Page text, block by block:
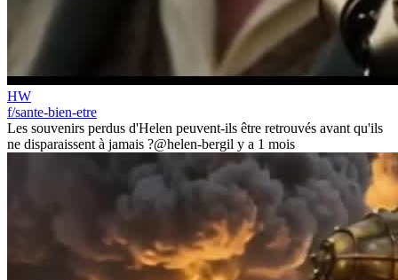
HW
f/sante-bien-etre
Les souvenirs perdus d'Helen peuvent-ils être retrouvés avant qu'ils
ne disparaissent à jamais ?@helen-bergil y a 1 mois